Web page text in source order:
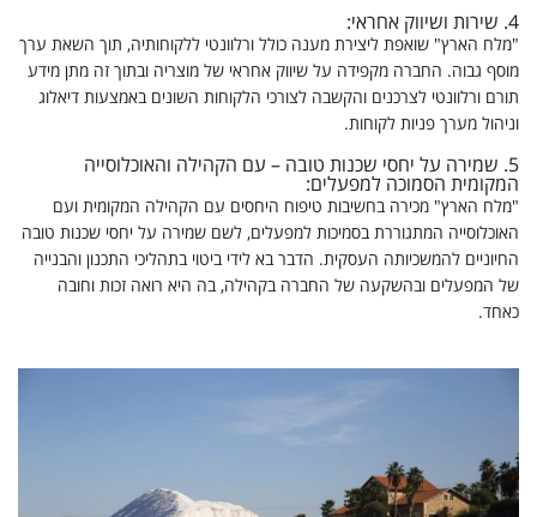
4. שירות ושיווק אחראי:
"מלח הארץ" שואפת ליצירת מענה כולל ורלוונטי ללקוחותיה, תוך השאת ערך
מוסף גבוה. החברה מקפידה על שיווק אחראי של מוצריה ובתוך זה מתן מידע
תורם ורלוונטי לצרכנים והקשבה לצורכי הלקוחות השונים באמצעות דיאלוג
וניהול מערך פניות לקוחות.
5. שמירה על יחסי שכנות טובה – עם הקהילה והאוכלוסייה
המקומית הסמוכה למפעלים:
"מלח הארץ" מכירה בחשיבות טיפוח היחסים עם הקהילה המקומית ועם
האוכלוסייה המתגוררת בסמיכות למפעלים, לשם שמירה על יחסי שכנות טובה
החיוניים להמשכיותה העסקית. הדבר בא לידי ביטוי בתהליכי התכנון והבנייה
של המפעלים ובהשקעה של החברה בקהילה, בה היא רואה זכות וחובה
כאחד.